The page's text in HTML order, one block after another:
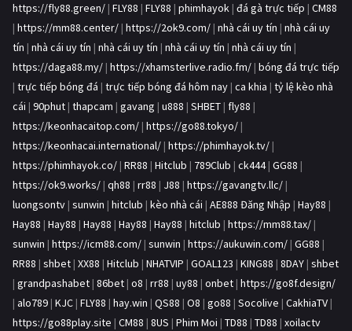
https://fly88.green/ | FLY88 | FLY88 | phimhayok | đá gà trực tiếp | CM88
| https://mm88.center/ | https://2ok9.com/ | nhà cái uy tín | nhà cái uy
tín | nhà cái uy tín | nhà cái uy tín | nhà cái uy tín | nhà cái uy tín |
https://daga88.my/ | https://xhamsterlive.radio.fm/ | bóng đá trực tiếp
| trực tiếp bóng đá | trực tiếp bóng đá hôm nay | ca khia | tỷ lệ kèo nhà
cái | 90phut | thapcam | gavang | u888 | SHBET | fly88 |
https://keonhacaitop.com/ | https://go88.tokyo/ |
https://keonhacai.international/ | https://phimhayok.tv/ |
https://phimhayok.co/ | RR88 | Hitclub | 789Club | ck444| GG88 |
https://ok9.works/ | qh88 | rr88 | J88 | https://gavangtv.llc/ |
luongsontv | sunwin | hitclub | kèo nhà cái | AE888 Đăng Nhập | Hay88 |
Hay88 | Hay88 | Hay88 | Hay88 | Hay88 | hitclub | https://mm88.tax/ |
sunwin | https://icm88.com/ | sunwin | https://aukuwin.com/ | GG88 |
RR88 | shbet | XX88 | Hitclub | NHATVIP | GOAL123 | KING88 | 8DAY | shbet
| grandpashabet | 86bet | o8 | rr88 | uy88 | onbet | https://go8f.design/
| alo789 | KJC | FLY88 | hay.win | QS88 | O8 | go88 | Socolive | CakhiaTV |
https://go88play.site | CM88 | 8US | Phim Moi | TD88 | TD88 | xoilactv